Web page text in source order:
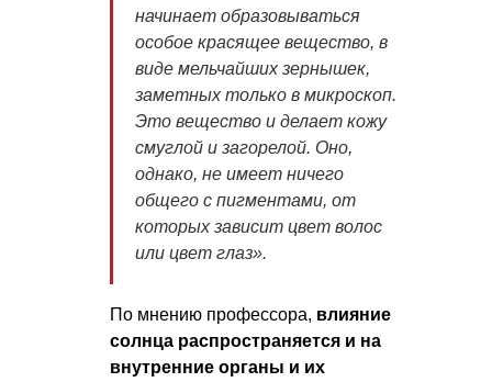
начинает образовываться
особое красящее вещество, в
виде мельчайших зернышек,
заметных только в микроскоп.
Это вещество и делает кожу
смуглой и загорелой. Оно,
однако, не имеет ничего
общего с пигментами, от
которых зависит цвет волос
или цвет глаз».
По мнению профессора, влияние
солнца распространяется и на
внутренние органы и их